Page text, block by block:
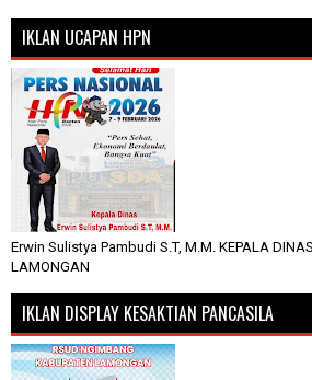
IKLAN UCAPAN HPN
Erwin Sulistya Pambudi S.T, M.M. KEPALA
LAMONGAN
IKLAN DISPLAY KESAKTIAN PANCASILA